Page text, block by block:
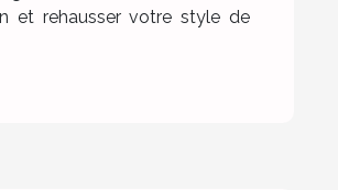
et rehausser votre style de